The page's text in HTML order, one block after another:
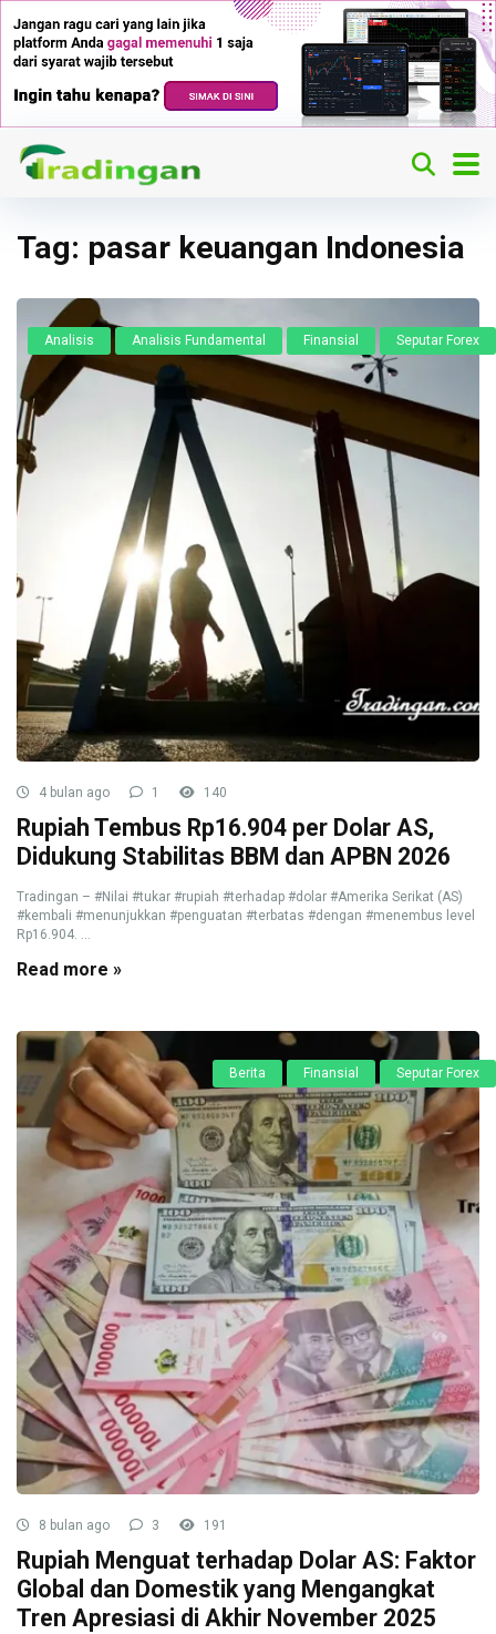
Tag: pasar keuangan Indonesia
Analisis Analisis Fundamental Finansial Seputar Forex
4 bulan ago 1 140
Rupiah Tembus Rp16.904 per Dolar AS,
Didukung Stabilitas BBM dan APBN 2026
Tradingan – #Nilai #tukar #rupiah #terhadap #dolar #Amerika Serikat (AS)
#kembali #menunjukkan #penguatan #terbatas #dengan #menembus level
Rp16.904. ...
Read more »
Berita Finansial Seputar Forex
8 bulan ago 3 191
Rupiah Menguat terhadap Dolar AS: Faktor
Global dan Domestik yang Mengangkat
Tren Apresiasi di Akhir November 2025